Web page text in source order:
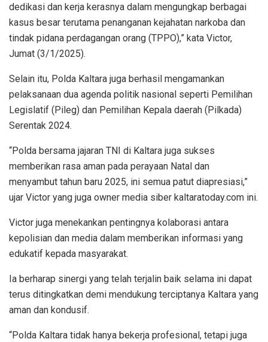
dedikasi dan kerja kerasnya dalam mengungkap berbagai
kasus besar terutama penanganan kejahatan narkoba dan
tindak pidana perdagangan orang (TPPO),” kata Victor,
Jumat (3/1/2025).
Selain itu, Polda Kaltara juga berhasil mengamankan
pelaksanaan dua agenda politik nasional seperti Pemilihan
Legislatif (Pileg) dan Pemilihan Kepala daerah (Pilkada)
Serentak 2024.
“Polda bersama jajaran TNI di Kaltara juga sukses
memberikan rasa aman pada perayaan Natal dan
menyambut tahun baru 2025, ini semua patut diapresiasi,”
ujar Victor yang juga owner media siber kaltaratoday.com ini.
Victor juga menekankan pentingnya kolaborasi antara
kepolisian dan media dalam memberikan informasi yang
edukatif kepada masyarakat.
Ia berharap sinergi yang telah terjalin baik selama ini dapat
terus ditingkatkan demi mendukung terciptanya Kaltara yang
aman dan kondusif.
“Polda Kaltara tidak hanya bekerja profesional, tetapi juga